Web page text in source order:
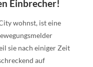
Einbrecher!
wohnst, ist eine
sie nach einiger Zeit
auf